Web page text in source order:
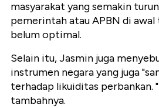
masyarakat yang semakin
pemerintah atau APBN di awal
belum optimal.
Selain itu, Jasmin juga
instrumen negara yang juga
terhadap likuiditas perbankan.
tambahnya.